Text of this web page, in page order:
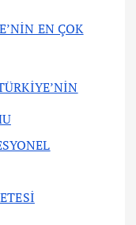
EN ÇOK